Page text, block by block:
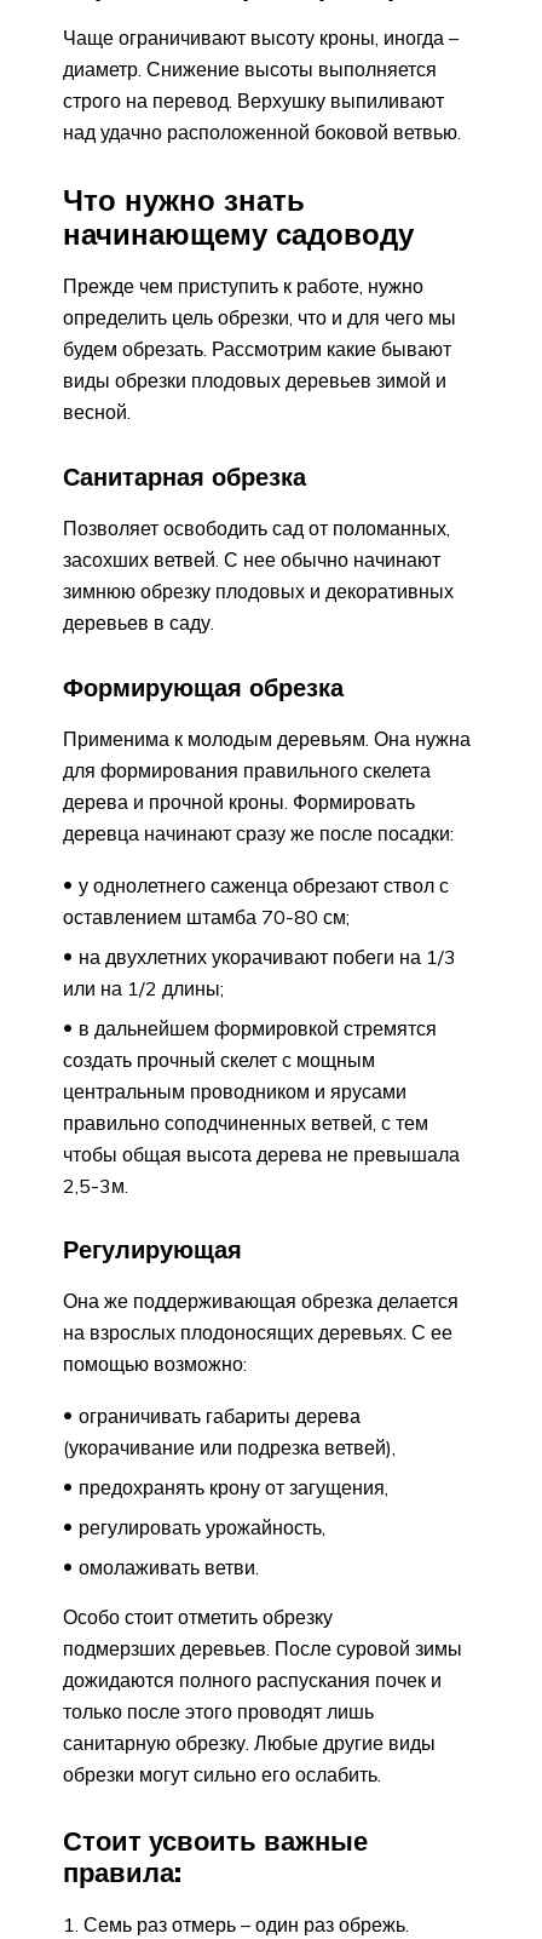
Чаще ограничивают высоту кроны, иногда –
диаметр. Снижение высоты выполняется
строго на перевод. Верхушку выпиливают
над удачно расположенной боковой ветвью.
Что нужно знать
начинающему садоводу
Прежде чем приступить к работе, нужно
определить цель обрезки, что и для чего мы
будем обрезать. Рассмотрим какие бывают
виды обрезки плодовых деревьев зимой и
весной.
Санитарная обрезка
Позволяет освободить сад от поломанных,
засохших ветвей. С нее обычно начинают
зимнюю обрезку плодовых и декоративных
деревьев в саду.
Формирующая обрезка
Применима к молодым деревьям. Она нужна
для формирования правильного скелета
дерева и прочной кроны. Формировать
деревца начинают сразу же после посадки:
у однолетнего саженца обрезают ствол с
оставлением штамба 70-80 см;
на двухлетних укорачивают побеги на 1/3
или на 1/2 длины;
в дальнейшем формировкой стремятся
создать прочный скелет с мощным
центральным проводником и ярусами
правильно соподчиненных ветвей, с тем
чтобы общая высота дерева не превышала
2,5-3м.
Регулирующая
Она же поддерживающая обрезка делается
на взрослых плодоносящих деревьях. С ее
помощью возможно:
ограничивать габариты дерева
(укорачивание или подрезка ветвей),
предохранять крону от загущения,
регулировать урожайность,
омолаживать ветви.
Особо стоит отметить обрезку
подмерзших деревьев. После суровой зимы
дожидаются полного распускания почек и
только после этого проводят лишь
санитарную обрезку. Любые другие виды
обрезки могут сильно его ослабить.
Стоит усвоить важные
правила:
Семь раз отмерь – один раз обрежь.